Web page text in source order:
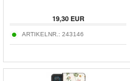
19,30EUR
ARTIKELNR.: 243146